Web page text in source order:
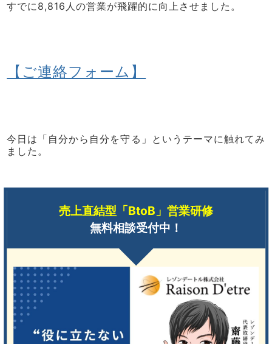
すでに8,816人の営業が飛躍的に向上させました。
【ご連絡フォーム】
今日は「自分から自分を守る」というテーマに触れてみ
ました。
売上直結型「BtoB」営業研修
無料相談受付中！